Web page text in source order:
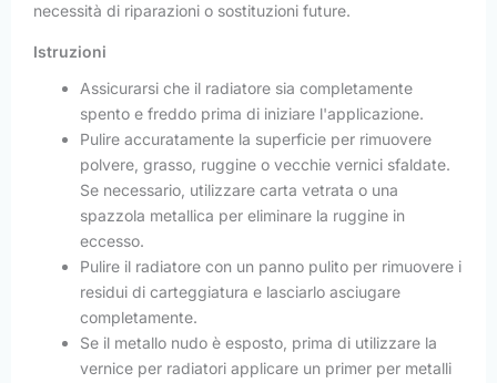
necessità di riparazioni o sostituzioni future.
Istruzioni
Assicurarsi che il radiatore sia completamente
spento e freddo prima di iniziare l'applicazione.
Pulire accuratamente la superficie per rimuovere
polvere, grasso, ruggine o vecchie vernici sfaldate.
Se necessario, utilizzare carta vetrata o una
spazzola metallica per eliminare la ruggine in
eccesso.
Pulire il radiatore con un panno pulito per rimuovere i
residui di carteggiatura e lasciarlo asciugare
completamente.
Se il metallo nudo è esposto, prima di utilizzare la
vernice per radiatori applicare un primer per metalli